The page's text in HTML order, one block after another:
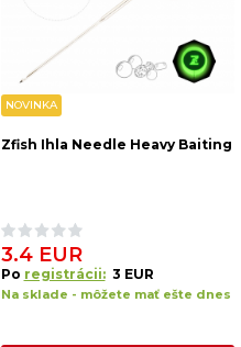
NOVINKA
Zfish Ihla Needle Heavy Baiting
3.4 EUR
Po registrácii: 3 EUR
Na sklade - môžete mať ešte dnes